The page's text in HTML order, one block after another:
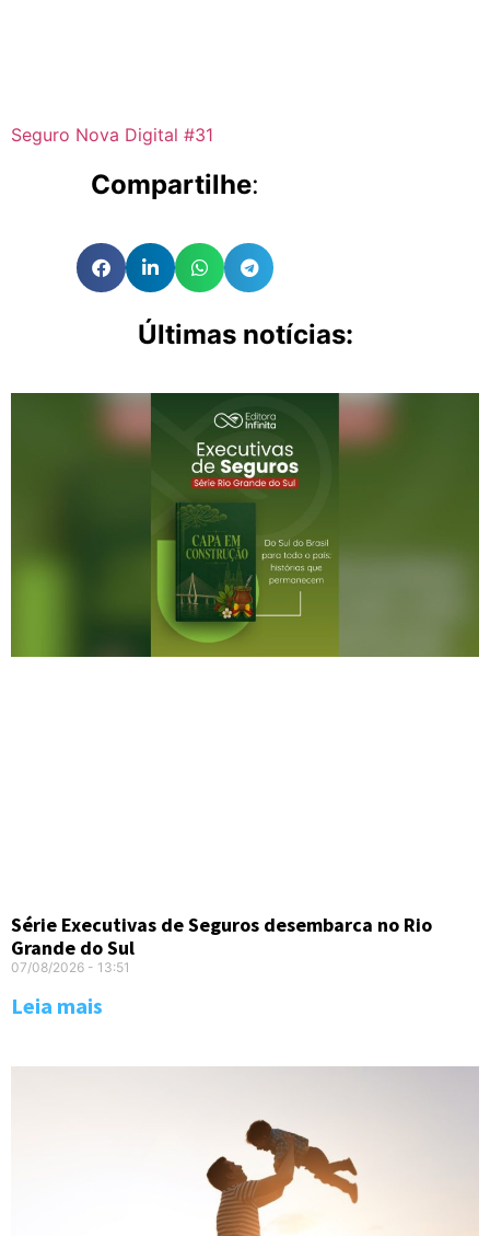
Seguro Nova Digital #31
Compartilhe:
Últimas notícias:
Série Executivas de Seguros desembarca no Rio
Grande do Sul
07/08/2026 13:51
Leia mais